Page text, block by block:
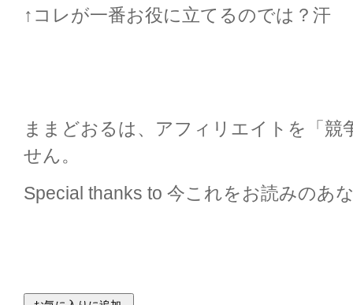
↑コレが一番お役に立てるのでは？汗
ままどおるは、アフィリエイトを「競
せん。
Special thanks to 今これをお読みのあ